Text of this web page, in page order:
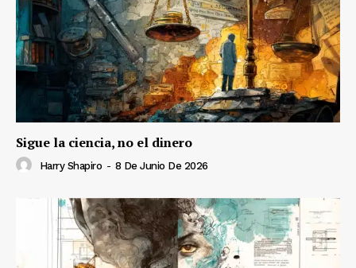
Sigue la ciencia, no el dinero
Harry Shapiro - 8 De Junio De 2026